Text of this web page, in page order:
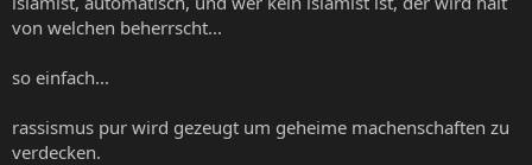
von welchen beherrscht...
so einfach...
rassismus pur wird gezeugt um geheime machenschaften zu
verdecken.